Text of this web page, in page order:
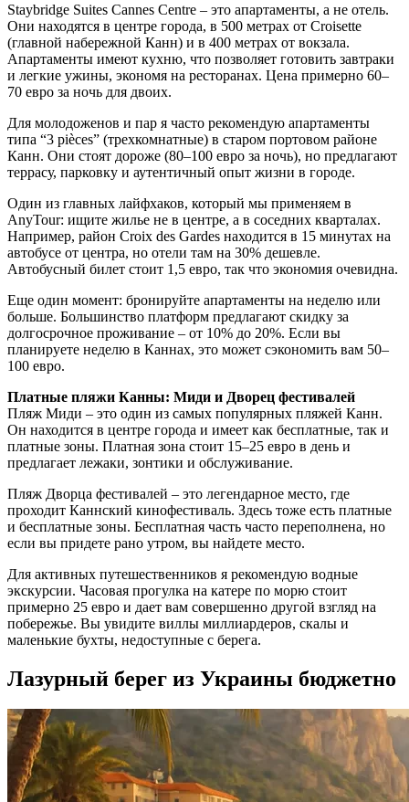
Staybridge Suites Cannes Centre – это апартаменты, а не отель.
Они находятся в центре города, в 500 метрах от Croisette
(главной набережной Канн) и в 400 метрах от вокзала.
Апартаменты имеют кухню, что позволяет готовить завтраки
и легкие ужины, экономя на ресторанах. Цена примерно 60–
70 евро за ночь для двоих.
Для молодоженов и пар я часто рекомендую апартаменты
типа “3 pièces” (трехкомнатные) в старом портовом районе
Канн. Они стоят дороже (80–100 евро за ночь), но предлагают
террасу, парковку и аутентичный опыт жизни в городе.
Один из главных лайфхаков, который мы применяем в
AnyTour: ищите жилье не в центре, а в соседних кварталах.
Например, район Croix des Gardes находится в 15 минутах на
автобусе от центра, но отели там на 30% дешевле.
Автобусный билет стоит 1,5 евро, так что экономия очевидна.
Еще один момент: бронируйте апартаменты на неделю или
больше. Большинство платформ предлагают скидку за
долгосрочное проживание – от 10% до 20%. Если вы
планируете неделю в Каннах, это может сэкономить вам 50–
100 евро.
Платные пляжи Канны: Миди и Дворец фестивалей
Пляж Миди – это один из самых популярных пляжей Канн.
Он находится в центре города и имеет как бесплатные, так и
платные зоны. Платная зона стоит 15–25 евро в день и
предлагает лежаки, зонтики и обслуживание.
Пляж Дворца фестивалей – это легендарное место, где
проходит Каннский кинофестиваль. Здесь тоже есть платные
и бесплатные зоны. Бесплатная часть часто переполнена, но
если вы придете рано утром, вы найдете место.
Для активных путешественников я рекомендую водные
экскурсии. Часовая прогулка на катере по морю стоит
примерно 25 евро и дает вам совершенно другой взгляд на
побережье. Вы увидите виллы миллиардеров, скалы и
маленькие бухты, недоступные с берега.
Лазурный берег из Украины бюджетно